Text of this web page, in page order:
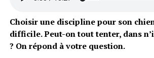
Choisir une discipline pour son
difficile. Peut-on tout tenter, dans
? On répond à votre question.